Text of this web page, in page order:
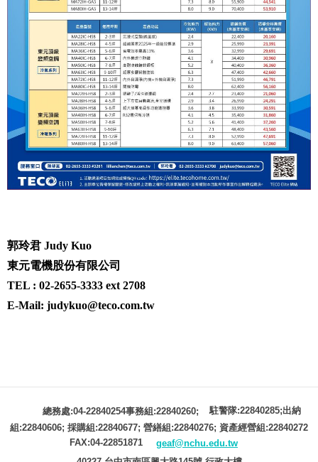
郭玲君 Judy Kuo
東元電機股份有限公司
TEL : 02-2655-3333 ext 2708
E-Mail: judykuo@teco.com.tw
總務處:04-22840254事務組:22840260;
駐警隊:22840285;出納
組:22840606; 採購組:22840677; 營繕組:22840276; 資產經營組:22840272
FAX:04-22851871
geaf@nchu.edu.tw